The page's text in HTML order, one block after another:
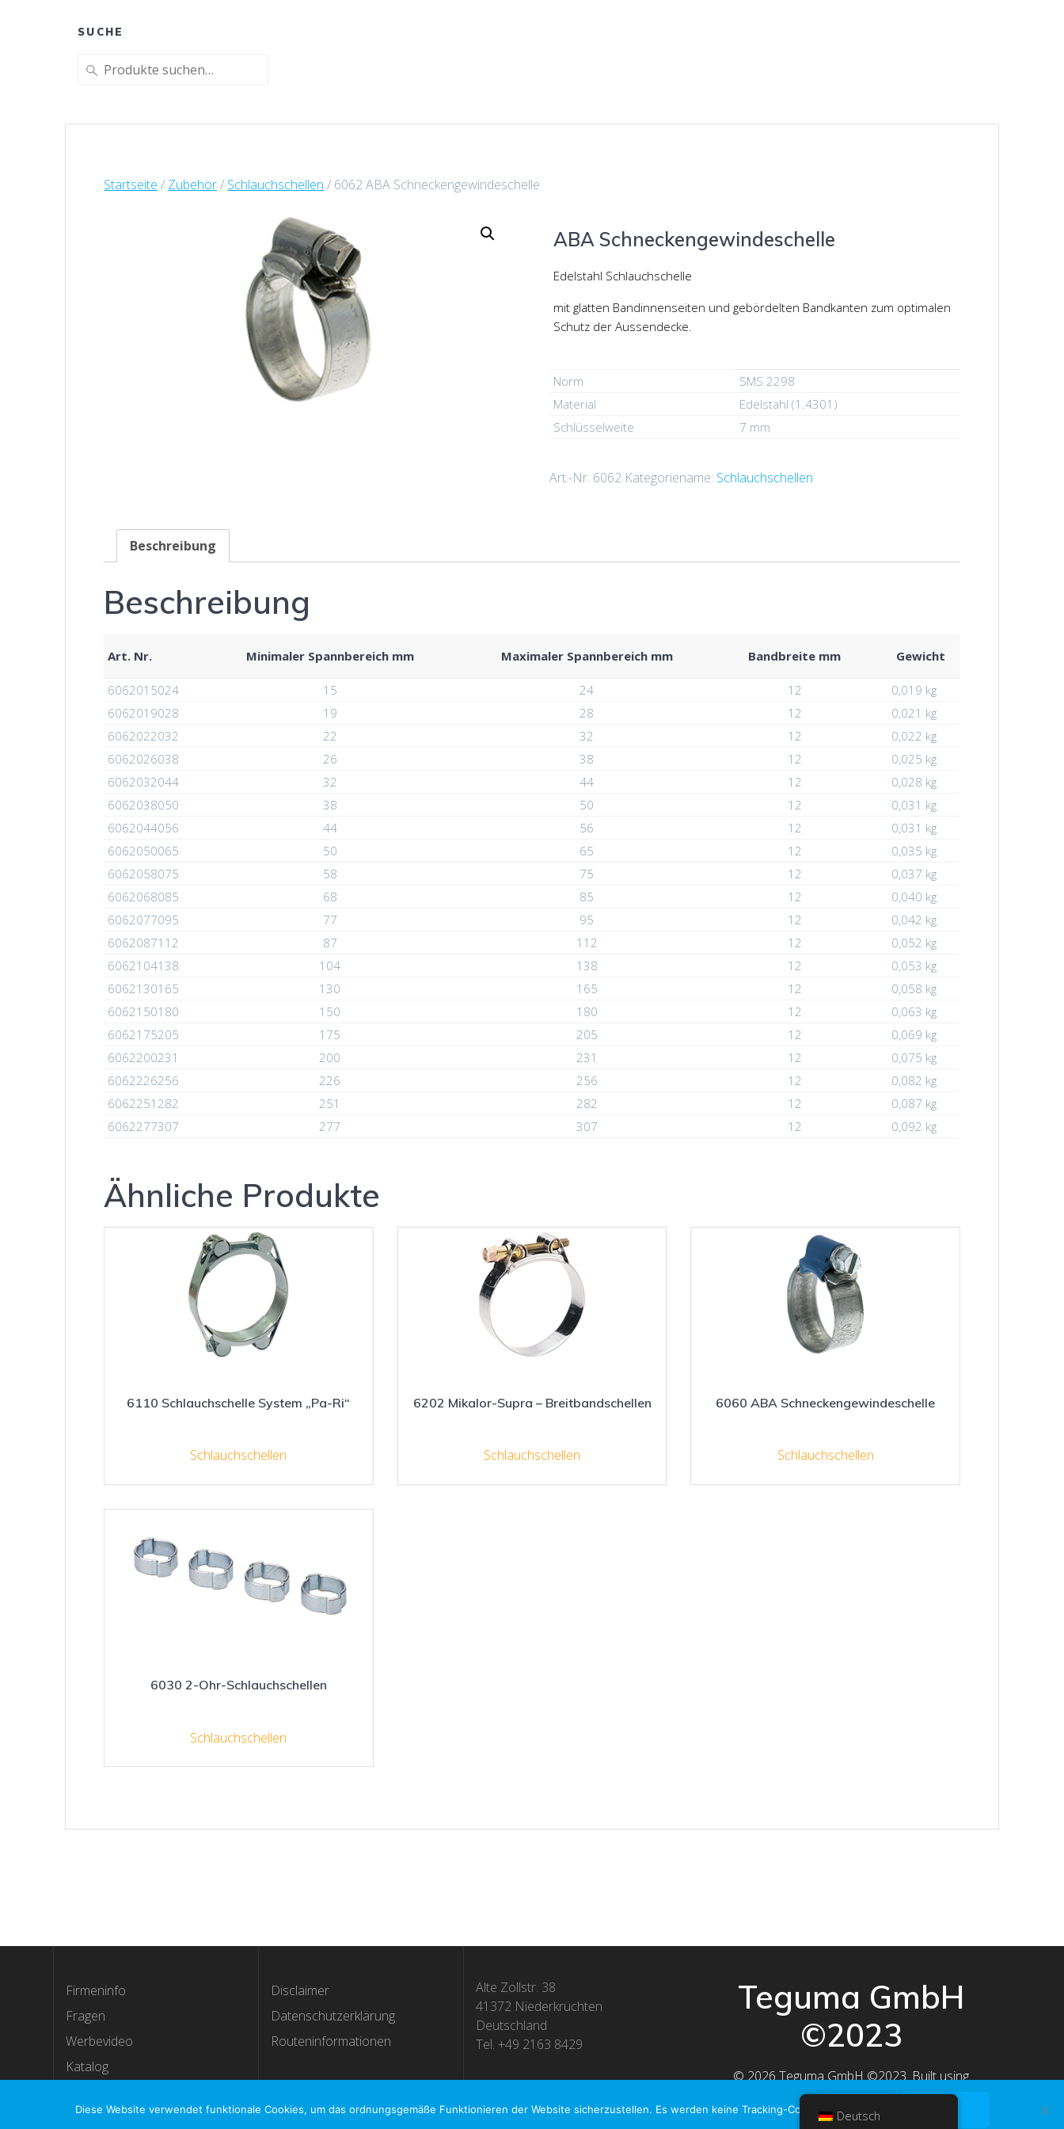
SUCHE
Suche
Startseite / Zubehör/ Schlauchschellen / 6062 ABA Schneckengewindeschelle
ABA Schneckengewindeschelle
Edelstahl Schlauchschelle
mit glatten Bandinnenseiten und gebördelten Bandkanten zum optimalen
Schutz der Aussendecke.
Norm
SMS 2298
Material
Edelstahl (1.4301)
Schlüsselweite
7 mm
Art.-Nr. 6062 Kategoriename: Schlauchschellen
Beschreibung
Beschreibung
Art. Nr. Minimaler Spannbereich mm Maximaler Spannbereich mm Bandbreite mm Gewicht
6062015024 15 24 12
0,019 kg
6062019028
19 28 12
0,021 kg
6062022032
22 32 12
0,022 kg
6062026038
26 38 12
0,025 kg
6062032044
32 44 12
0,028 kg
6062038050
38 50 12
0,031 kg
6062044056
44 56 12
0,031 kg
6062050065
50 65 12
0,035 kg
6062058075
58 75 12
0,037 kg
6062068085
68 85 12
0,040 kg
6062077095
77 95 12
0,042 kg
6062087112
87 112 12
0,052 kg
6062104138
104 138 12
0,053 kg
6062130165
130 165 12
0,058 kg
6062150180
150 180 12
0,063 kg
6062175205
175 205 12
0,069 kg
6062200231
200 231 12
0,075 kg
6062226256
226 256 12
0,082 kg
6062251282
251 282 12
0,087 kg
6062277307
277 307 12 0,092 kg
Ähnliche Produkte
6110 Schlauchschelle System „Pa-Ri“
Schlauchschellen
6202 Mikalor-Supra – Breitbandschellen
Schlauchschellen
6060 ABA Schneckengewindeschelle
Schlauchschellen
6030 2-Ohr-Schlauchschellen
Schlauchschellen
Firmeninfo
Fragen
Werbevideo
Katalog
Disclaimer
Datenschutzerklärung
Routeninformationen
Alte Zollstr. 38
41372 Niederkrüchten
Deutschland
Tel. +49 2163 8429
Teguma GmbH
©2023
© 2026 Teguma GmbH ©2023. Built using
WordPress andEmpowerWP Theme.
Deutsch
Diese Website verwendet funktionale Cookies, um das ordnungsgemäße Funktionieren der Website sicherzustellen. Es werden keine Tracking-Cookies gespeichert.